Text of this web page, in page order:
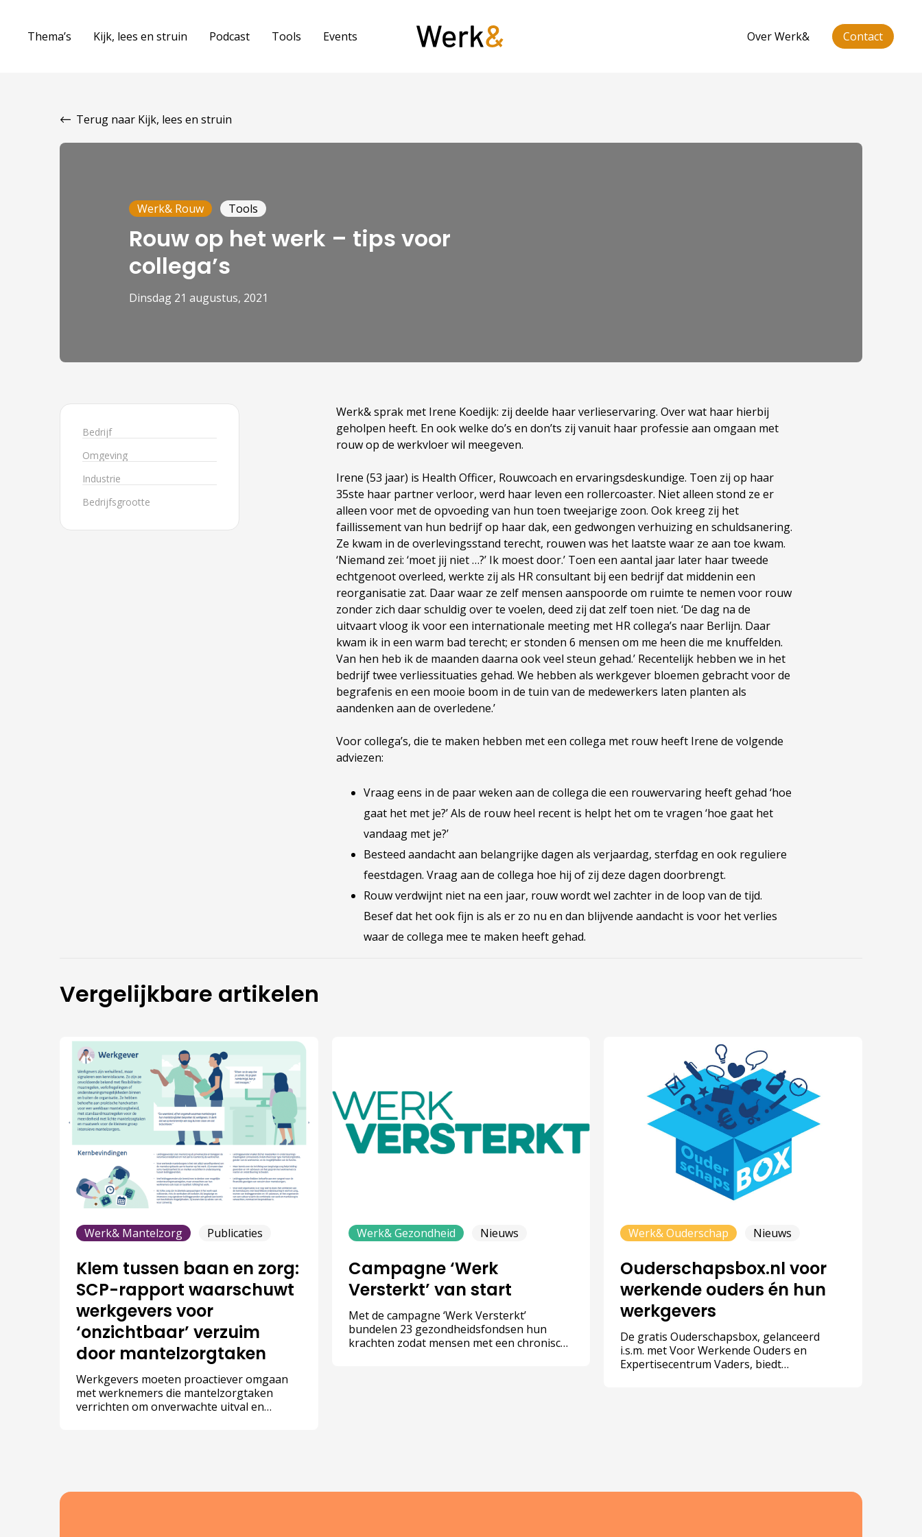
Thema’s Kijk, lees en struin Podcast Tools Events Over Werk& Contact
Terug naar Kijk, lees en struin
Werk& Rouw Tools
Rouw op het werk – tips voor
collega’s
dinsdag 21 augustus, 2021
Bedrijf
Omgeving
Industrie
Bedrijfsgrootte
Werk& sprak met Irene Koedijk: zij deelde haar verlieservaring. Over wat haar hierbij
geholpen heeft. En ook welke do’s en don’ts zij vanuit haar professie aan omgaan met
rouw op de werkvloer wil meegeven.
Irene (53 jaar) is Health Officer, Rouwcoach en ervaringsdeskundige. Toen zij op haar
35ste haar partner verloor, werd haar leven een rollercoaster. Niet alleen stond ze er
alleen voor met de opvoeding van hun toen tweejarige zoon. Ook kreeg zij het
faillissement van hun bedrijf op haar dak, een gedwongen verhuizing en schuldsanering.
Ze kwam in de overlevingsstand terecht, rouwen was het laatste waar ze aan toe kwam.
‘Niemand zei: ‘moet jij niet …?’ Ik moest door.’ Toen een aantal jaar later haar tweede
echtgenoot overleed, werkte zij als HR consultant bij een bedrijf dat middenin een
reorganisatie zat. Daar waar ze zelf mensen aanspoorde om ruimte te nemen voor rouw
zonder zich daar schuldig over te voelen, deed zij dat zelf toen niet. ‘De dag na de
uitvaart vloog ik voor een internationale meeting met HR collega’s naar Berlijn. Daar
kwam ik in een warm bad terecht; er stonden 6 mensen om me heen die me knuffelden.
Van hen heb ik de maanden daarna ook veel steun gehad.’ Recentelijk hebben we in het
bedrijf twee verliessituaties gehad. We hebben als werkgever bloemen gebracht voor de
begrafenis en een mooie boom in de tuin van de medewerkers laten planten als
aandenken aan de overledene.’
Voor collega’s, die te maken hebben met een collega met rouw heeft Irene de volgende
adviezen:
Vraag eens in de paar weken aan de collega die een rouwervaring heeft gehad ‘hoe
gaat het met je?’ Als de rouw heel recent is helpt het om te vragen ‘hoe gaat het
vandaag met je?’
Besteed aandacht aan belangrijke dagen als verjaardag, sterfdag en ook reguliere
feestdagen. Vraag aan de collega hoe hij of zij deze dagen doorbrengt.
Rouw verdwijnt niet na een jaar, rouw wordt wel zachter in de loop van de tijd.
Besef dat het ook fijn is als er zo nu en dan blijvende aandacht is voor het verlies
waar de collega mee te maken heeft gehad.
Vergelijkbare artikelen
Werk& Mantelzorg Publicaties
Klem tussen baan en zorg:
SCP-rapport waarschuwt
werkgevers voor
‘onzichtbaar’ verzuim
door mantelzorgtaken
Werkgevers moeten proactiever omgaan
met werknemers die mantelzorgtaken
verrichten om onverwachte uitval en
Planbureau (SCP) in het rapport ‘Op zoek
Werk& Gezondheid Nieuws
Campagne ‘Werk
Versterkt’ van start
Met de campagne ‘Werk Versterkt’
bundelen 23 gezondheidsfondsen hun
krachten zodat mensen met een chronische
Werk& Ouderschap Nieuws
Ouderschapsbox.nl voor
werkende ouders én hun
werkgevers
De gratis Ouderschapsbox, gelanceerd
i.s.m. met Voor Werkende Ouders en
Expertisecentrum Vaders, biedt